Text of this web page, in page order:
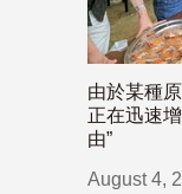
由於某種
正在迅速
由”
August 4,